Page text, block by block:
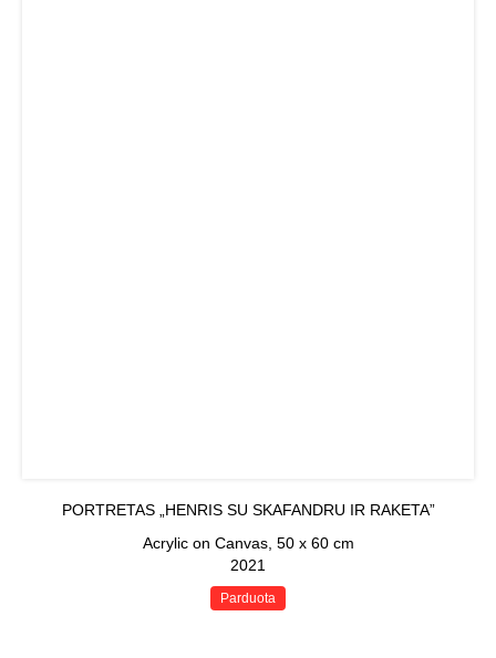
PORTRETAS „HENRIS SU SKAFANDRU IR RAKETA”
Acrylic on Canvas, 50 x 60 cm
2021
Parduota